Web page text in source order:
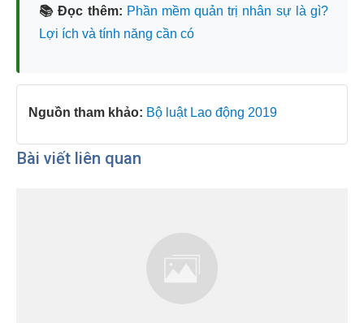
📚 Đọc thêm: Phần mềm quản trị nhân sự là gì?
Lợi ích và tính năng cần có
Nguồn tham khảo: Bộ luật Lao động 2019
Bài viết liên quan